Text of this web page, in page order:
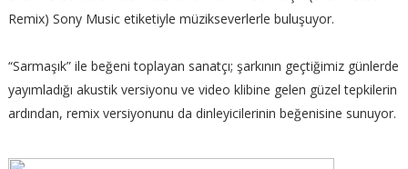
Remix) Sony Music etiketiyle müzikseverlerle buluşuyor.
“Sarmaşık” ile beğeni toplayan sanatçı; şarkının geçtiğimiz günlerde
yayımladığı akustik versiyonu ve video klibine gelen güzel tepkilerin
ardından, remix versiyonunu da dinleyicilerinin beğenisine sunuyor.